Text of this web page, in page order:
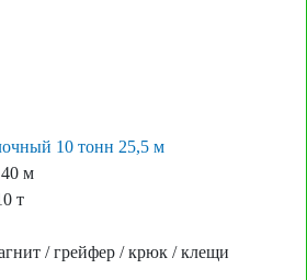
10 тонн 25,5 м
м
т
/ грейфер / крюк / клещи